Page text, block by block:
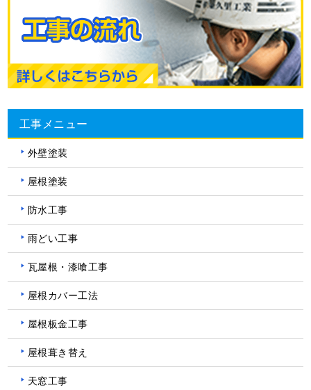
工事メニュー
外壁塗装
屋根塗装
防水工事
雨どい工事
瓦屋根・漆喰工事
屋根カバー工法
屋根板金工事
屋根葺き替え
天窓工事